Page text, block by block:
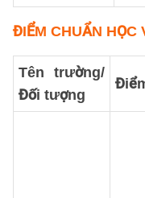
ĐIỂM CHUẨN HỌC
Tên trường/
Đối tượng